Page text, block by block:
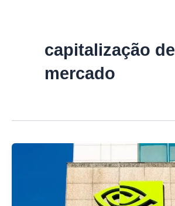
capitalização de
mercado